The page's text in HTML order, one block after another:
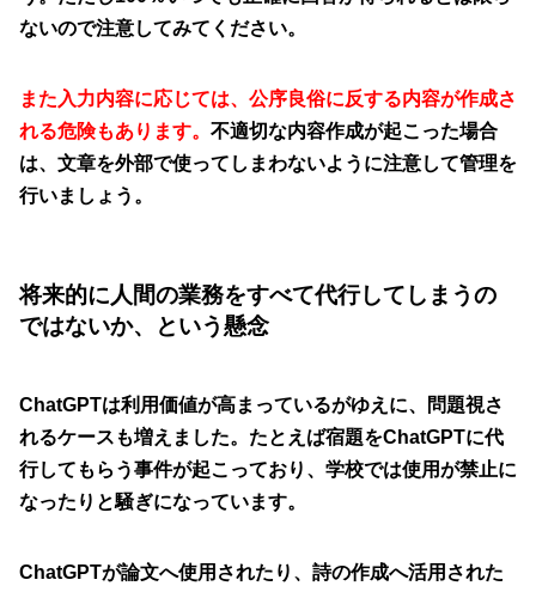
ないので注意してみてください。
また入力内容に応じては、公序良俗に反する内容が作成さ
れる危険もあります。 不適切な内容作成が起こった場合
は、文章を外部で使ってしまわないように注意して管理を
行いましょう。
将来的に人間の業務をすべて代行してしまうの
ではないか、という懸念
ChatGPTは利用価値が高まっているがゆえに、問題視さ
れるケースも増えました。たとえば宿題をChatGPTに代
行してもらう事件が起こっており、学校では使用が禁止に
なったりと騒ぎになっています。
ChatGPTが論文へ使用されたり、詩の作成へ活用された